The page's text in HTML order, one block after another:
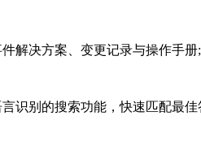
决方案、变更记录与操作手册;
别的搜索功能，快速匹配最佳